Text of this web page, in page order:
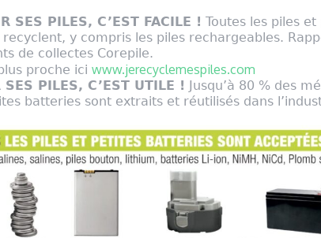
SES PILES, C’EST FACILE ! Toutes les piles
recyclent, y compris les piles rechargeables.
de collectes Corepile.
proche ici www.jerecyclemespiles.com
SES PILES, C’EST UTILE ! Jusqu’à 80 % des
batteries sont extraits et réutilisés dans